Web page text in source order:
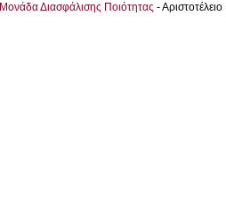
Μονάδα Διασφάλισης Ποιότητας -